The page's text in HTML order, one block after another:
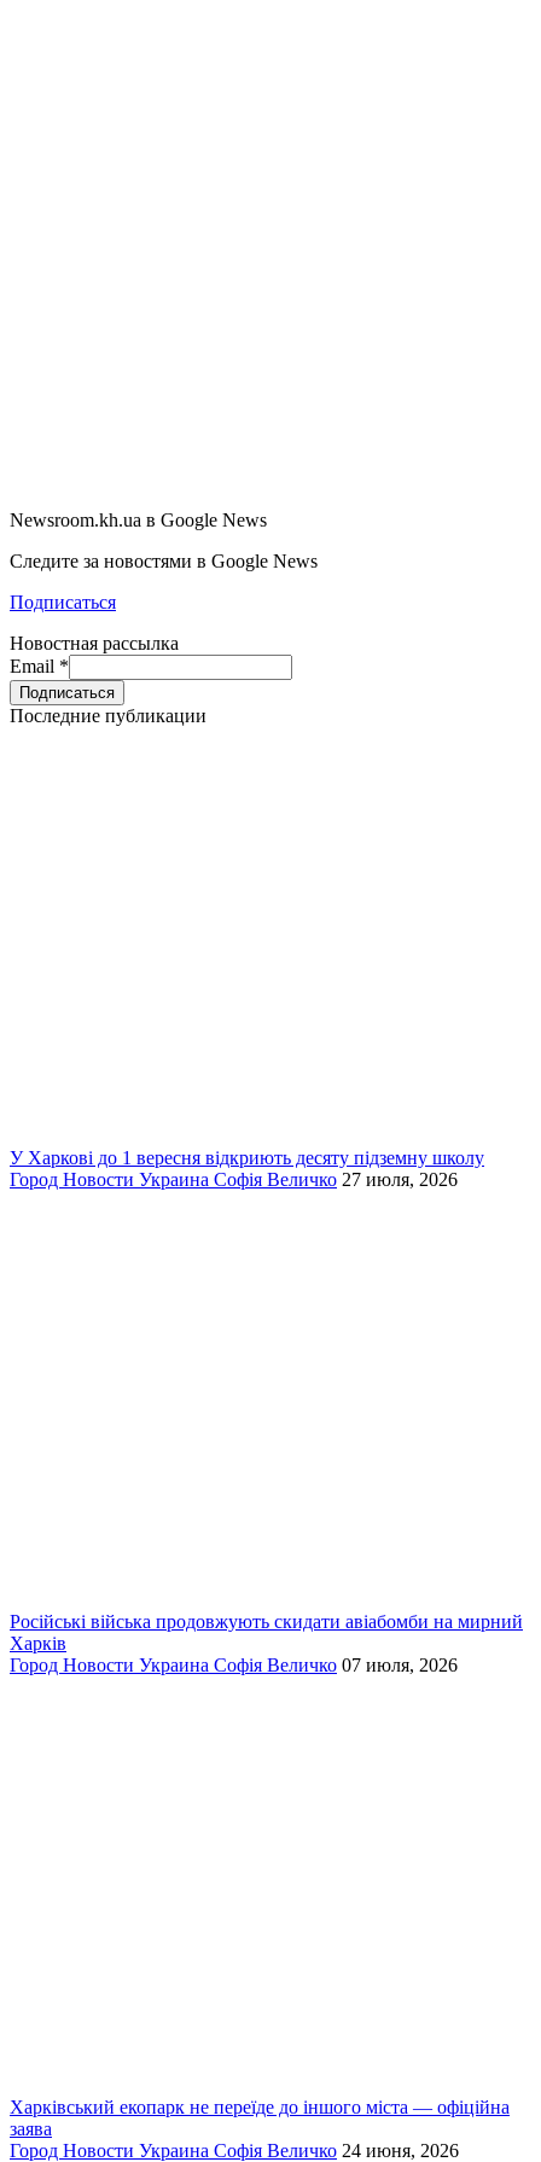
Newsroom.kh.ua в Google News
Следите за новостями в Google News
Подписаться
Новостная рассылка
Email *
Последние публикации
У Харкові до 1 вересня відкриють десяту підземну школу
Город Новости Украина Софія Величко 27 июля, 2026
Російські війська продовжують скидати авіабомби на мирний
Харків
Город Новости Украина Софія Величко 07 июля, 2026
Харківський екопарк не переїде до іншого міста — офіційна
заява
Город Новости Украина Софія Величко 24 июня, 2026